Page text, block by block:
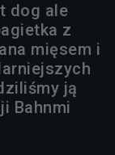
dog ale
z
mięsem i
ją
Bahnmi